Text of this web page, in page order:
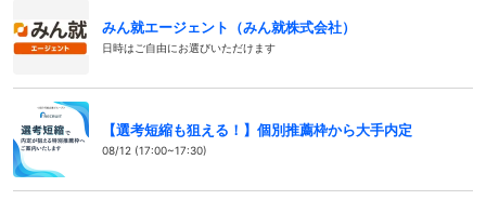
みん就エージェント（みん就株式会社）
日時はご自由にお選びいただけます
【選考短縮も狙える！】個別推薦枠から大手内定
08/12 (17:00~17:30)